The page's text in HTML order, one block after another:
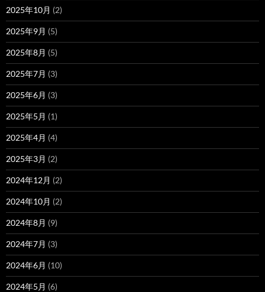
2025年10月 (2)
2025年9月 (5)
2025年8月 (5)
2025年7月 (3)
2025年6月 (3)
2025年5月 (1)
2025年4月 (4)
2025年3月 (2)
2024年12月 (2)
2024年10月 (2)
2024年8月 (9)
2024年7月 (3)
2024年6月 (10)
2024年5月 (6)